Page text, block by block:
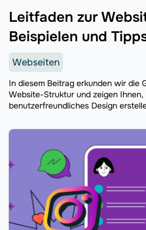
Leitfaden zur
Beispielen und
Webseiten
In diesem Beitrag erkunden wir die
Website-Struktur und zeigen Ihnen,
benutzerfreundliches Design